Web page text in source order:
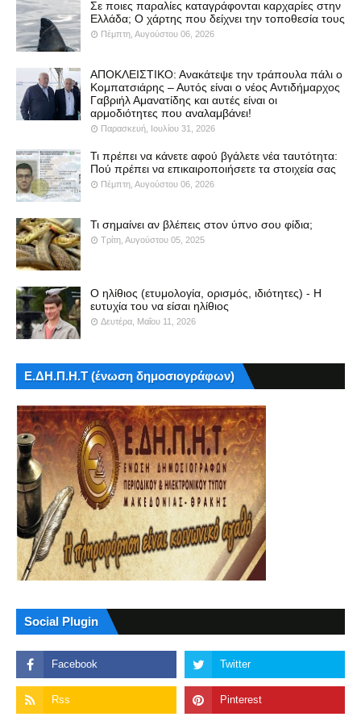
Σε ποιες παραλίες καταγράφονται καρχαρίες στην
Ελλάδα; Ο χάρτης που δείχνει την τοποθεσία τους
Πέμπτη, Αυγούστου 06, 2026
ΑΠΟΚΛΕΙΣΤΙΚΟ: Ανακάτεψε την τράπουλα πάλι ο
Κομπατσιάρης – Αυτός είναι ο νέος Αντιδήμαρχος
Γαβριήλ Αμανατίδης και αυτές είναι οι
αρμοδιότητες που αναλαμβάνει!
Παρασκευή, Ιουλίου 31, 2026
Τι πρέπει να κάνετε αφού βγάλετε νέα ταυτότητα:
Πού πρέπει να επικαιροποιήσετε τα στοιχεία σας
Πέμπτη, Αυγούστου 06, 2026
Τι σημαίνει αν βλέπεις στον ύπνο σου φίδια;
Τρίτη, Αυγούστου 05, 2025
Ο ηλίθιος (ετυμολογία, ορισμός, ιδιότητες) - Η
ευτυχία του να είσαι ηλίθιος
Δευτέρα, Μαΐου 11, 2026
Ε.ΔΗ.Π.Η.Τ (ένωση δημοσιογράφων)
Social Plugin